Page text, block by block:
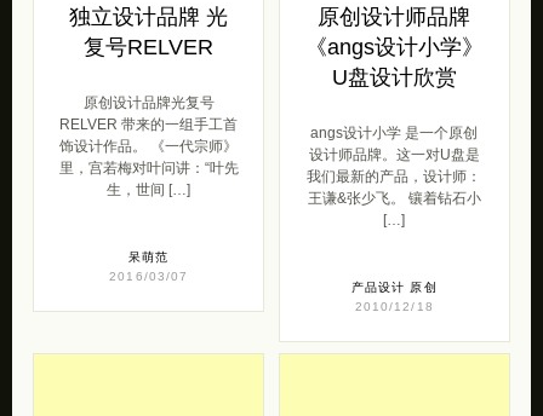
独立设计品牌 光
复号RELVER
原创设计品牌光复号
RELVER 带来的一组手工首
饰设计作品。 《一代宗师》
里，宫若梅对叶问讲：“叶先
生，世间 […]
呆萌范
2016/03/07
原创设计师品牌
《angs设计小学》
U盘设计欣赏
angs设计小学 是一个原创
设计师品牌。这一对U盘是
我们最新的产品，设计师：
王谦&张少飞。 镶着钻石小
[…]
产品设计 原创
2010/12/18